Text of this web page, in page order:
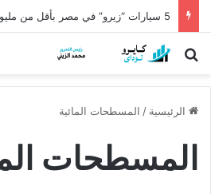
بحث عن
الرئيسية / المسطحات المائية
المسطحات